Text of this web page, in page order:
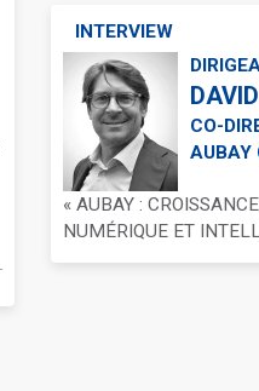
INTERVIEW
CO-
AUBAY
« AUBAY :
NUMÉRIQUE ET